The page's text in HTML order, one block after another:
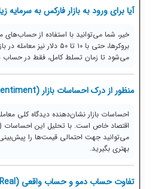
آیا برای ورود به بازار فارکس به سرمایه
خیر، شما می‌توانید با استفاده از حساب‌های
بروکرها، حتی با ۱۰ تا ۵۰
می‌شود تا زمان تسلط کامل، فقط در حساب
منظور از درک احساسات بازار (Market Sentiment) چیست؟
احساسات بازار نشان‌دهنده دیدگاه کلی
اقتصاد خاص است. با تحلیل این احساسات
می‌توانید جهت احتمالی قیمت‌ها را
بهتری بگیرید.
تفاوت حساب دمو و حساب واقعی (Real) در چیست؟